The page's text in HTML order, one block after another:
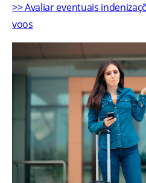
>> Avaliar eventuais
voos